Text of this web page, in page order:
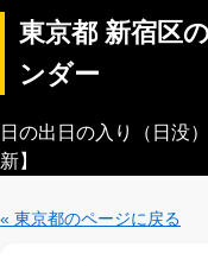
東京都 新宿区
ンダー
日の出日の入り（日没
新】
« 東京都のページに戻る